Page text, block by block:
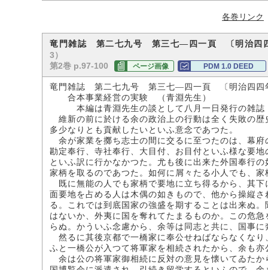
各巻リンク
竜門雑誌 第二七九号 第三七―四一頁 〔明治四
3）
第2巻 p.97-100
ページ画像 PDM 1.0 DEED
竜門雑誌 第二七九号 第三七―四一頁 〔明治四四
合本事業経営の実験 （青淵先生）
本編は青淵先生の談として八月一日発行の雑誌
維新の前に於ける余の政治上の行動は全く失敗の
多少なりとも貢献したいといふ意念であつた。
余が家業を擲ち志士の間に交るに至つたのは、幕
勘定奉行、寺社奉行、大目付、お目付といふ様な要
といふ訳に行かなかつた。尤も後に出来た外国奉行
家柄を取るのであつた。如何に屑々たる小人でも、
既に無能の人でも家柄で要地に立ち得るから、其
面要地を占める人は木偶の如きもので、他から操縦
る。これでは到底国家の強盛を期することは出来ぬ
はないか、外夷に国を奪れてたまるものか。この危
らぬ。かういふ念慮から、余等は同志と共に、国事
然るに其後京都で一橋家に奉公せねばならなくな
ふと一橋公が入つて将軍家を相続されたから、余も
余は公の将軍家御相続に反対の意見を懐いてゐた